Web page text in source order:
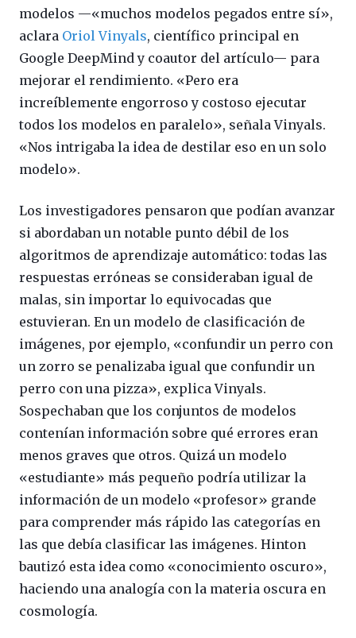
modelos —«muchos modelos pegados entre sí»,
aclara Oriol Vinyals, científico principal en
Google DeepMind y coautor del artículo— para
mejorar el rendimiento. «Pero era
increíblemente engorroso y costoso ejecutar
todos los modelos en paralelo», señala Vinyals.
«Nos intrigaba la idea de destilar eso en un solo
modelo».
Los investigadores pensaron que podían avanzar
si abordaban un notable punto débil de los
algoritmos de aprendizaje automático: todas las
respuestas erróneas se consideraban igual de
malas, sin importar lo equivocadas que
estuvieran. En un modelo de clasificación de
imágenes, por ejemplo, «confundir un perro con
un zorro se penalizaba igual que confundir un
perro con una pizza», explica Vinyals.
Sospechaban que los conjuntos de modelos
contenían información sobre qué errores eran
menos graves que otros. Quizá un modelo
«estudiante» más pequeño podría utilizar la
información de un modelo «profesor» grande
para comprender más rápido las categorías en
las que debía clasificar las imágenes. Hinton
bautizó esta idea como «conocimiento oscuro»,
haciendo una analogía con la materia oscura en
cosmología.